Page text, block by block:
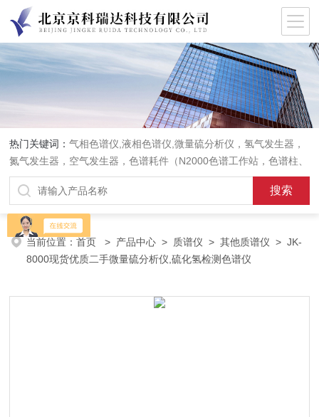
热门关键词：气相色谱仪,液相色谱仪,微量硫分析仪，氢气发生器，
氮气发生器，空气发生器，色谱耗件（N2000色谱工作站，色谱柱、
阀件、进样器、色谱担体），顶空进样器，热解析仪，紫外分光光度
计，原子吸收分光光度计，傅立叶红外光谱仪，分析天平等常规实验
室产品。
当前位置：首页 > 产品中心 > 质谱仪 >其他质谱仪 > JK-
8000现货优质二手微量硫分析仪,硫化氢检测色谱仪